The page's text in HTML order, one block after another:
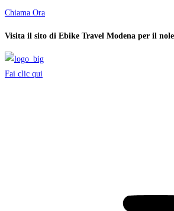
Chiama Ora
Visita il sito di Ebike Travel Modena per il
Fai clic qui